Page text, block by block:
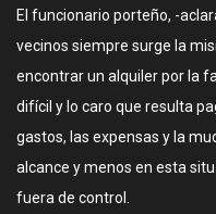
El funcionario porteño, -
vecinos siempre surge la
encontrar un alquiler por la
difícil y lo caro que resulta
gastos, las expensas y la
alcance y menos en esta
fuera de control.